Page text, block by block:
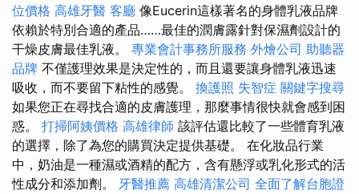
位價格 高雄牙醫 客廳 像Eucerin這樣著名的身體乳液品牌
依賴於特別合適的產品……最佳的潤膚露針對保濕劑設計的
干燥皮膚最佳乳液。 專業會計事務所服務 外燴公司 助聽器
品牌 不僅護理效果是決定性的，而且還要讓身體乳液迅速
吸收，而不要留下粘性的感覺。 換護照 失智症 關鍵字搜尋
如果您正在尋找合適的皮膚護理，那麼事情很快就會感到困
惑。 打掃阿姨價格 高雄律師 該評估還比較了一些體育乳液
的選擇，除了為您的購買決定提供基礎。 在化妝品行業
中，奶油是一​​種濕或酒精的配方，含有懸浮或乳化形式的活
性成分和添加劑。 牙醫推薦 高雄清潔公司 全面了解台胞證